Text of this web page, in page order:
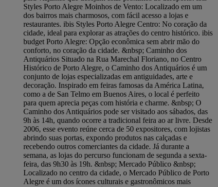
Styles Porto Alegre Moinhos de Vento: Localizado em um
dos bairros mais charmosos, com fácil acesso a lojas e
restaurantes. ibis Styles Porto Alegre Centro: No coração da
cidade, ideal para explorar as atrações do centro histórico. ibis
budget Porto Alegre: Opção econômica sem abrir mão do
conforto, no coração da cidade. &nbsp; Caminho dos
Antiquários Situado na Rua Marechal Floriano, no Centro
Histórico de Porto Alegre, o Caminho dos Antiquários é um
conjunto de lojas especializadas em antiguidades, arte e
decoração. Inspirado em feiras famosas da América Latina,
como a de San Telmo em Buenos Aires, o local é perfeito
para quem aprecia peças com história e charme. &nbsp; O
Caminho dos Antiquários pode ser visitado aos sábados, das
9h às 14h, quando ocorre a tradicional feira ao ar livre. Desde
2006, esse evento reúne cerca de 50 expositores, com lojistas
abrindo suas portas, expondo produtos nas calçadas e
recebendo outros comerciantes da cidade. Já durante a
semana, as lojas do percurso funcionam de segunda a sexta-
feira, das 9h30 às 19h. &nbsp; Mercado Público &nbsp;
Localizado no centro da cidade, o Mercado Público de Porto
Alegre é um dos ícones culturais e gastronômicos mais